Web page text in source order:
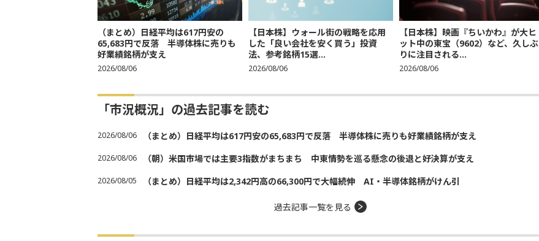
（まとめ）日経平均は617円安の
65,683円で反落 半導体株に売りも
好業績銘柄が支え
2026/08/06
【日本株】ウォール街の戦略を応用
した「良い会社を安く買う」投資
法、参考銘柄15選...
2026/08/06
【日本株】映画『ちいかわ』が大ヒ
ット中の東宝（9602）など、久しぶ
りに注目される...
2026/08/06
「市況概況」の過去記事を読む
2026/08/06 （まとめ）日経平均は617円安の65,683円で反落 半導体株に売りも好業績銘柄が支え
2026/08/06 （朝）米国市場では主要3指数がまちまち 中東情勢を巡る懸念の後退と好決算が支え
2026/08/05 （まとめ）日経平均は2,342円高の66,300円で大幅続伸 AI・半導体銘柄がけん引
過去記事一覧を見る